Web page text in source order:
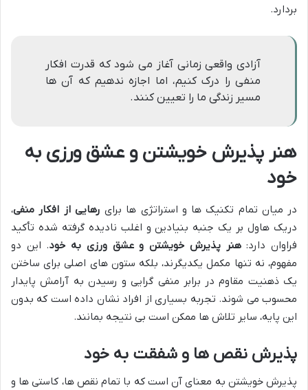
بردارد.
آزادی واقعی زمانی آغاز می شود که قدرت افکار
منفی را درک کنیم، اما اجازه ندهیم که آن ها
مسیر زندگی ما را تعیین کنند.
هنر پذیرش خویشتن و عشق ورزی به
خود
در میان تمام تکنیک ها و استراتژی ها برای رهایی از افکار منفی،
دریک هاول بر یک جنبه بنیادین و اغلب نادیده گرفته شده تأکید
فراوان دارد:هنر پذیرش خویشتن و عشق ورزی به خود. این دو
مفهوم، نه تنها مکمل یکدیگرند، بلکه ستون های اصلی برای ساختن
یک ذهنیت مقاوم در برابر منفی گرایی و رسیدن به آرامش پایدار
محسوب می شوند. تجربه بسیاری از افراد نشان داده است که بدون
این پایه، سایر تلاش ها ممکن است بی نتیجه بمانند.
پذیرش نقص ها و شفقت به خود
پذیرش خویشتن به معنای آن است که با تمام نقص ها، کاستی ها و